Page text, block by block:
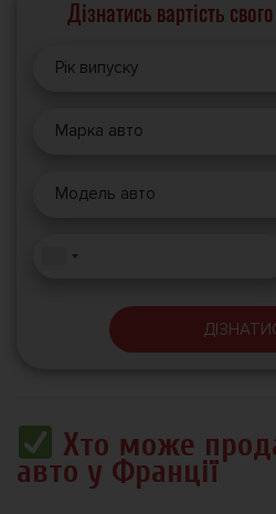
Дізнатись вартість
Рік випуску
Марка авто
Модель авто
Хто може
авто у Франції